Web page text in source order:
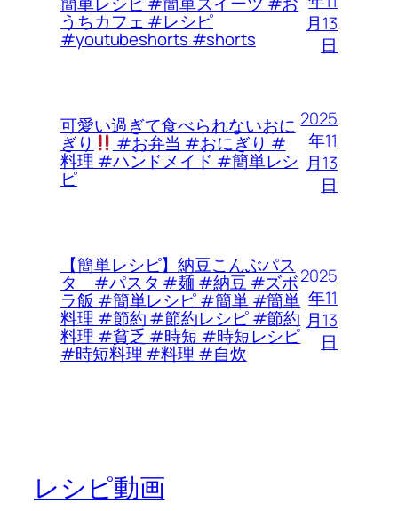
うちカフェ #レシピ
#youtubeshorts #shorts
月13
日
可愛い過ぎて食べられないおに
ぎり #お弁当 #おにぎり #
料理 #ハンドメイド #簡単レシ
ピ
2025
年11
月13
日
【簡単レシピ】納豆こんぶパス
タ #パスタ #麺 #納豆 #ズボ
ラ飯 #簡単レシピ #簡単 #簡単
料理 #節約 #節約レシピ #節約
料理 #貧乏 #時短 #時短レシピ
#時短料理 #料理 #自炊
2025
年11
月13
日
レシピ動画